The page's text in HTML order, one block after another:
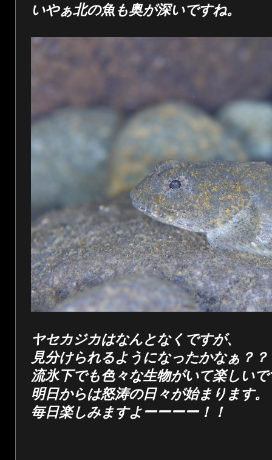
いやぁ北の魚も奥が深いですね。
ヤセカジカはなんとなくですが、
見分けられるようになったかなぁ？？
流氷下でも色々な生物がいて楽しい
明日からは怒涛の日々が始まります。
毎日楽しみますよーーーー！！